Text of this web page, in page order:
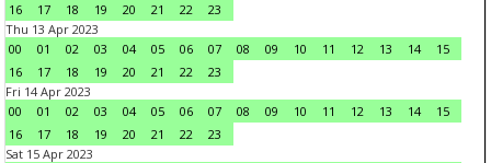
16
17 18 19 20 21 22
23
Thu 13 Apr 2023
00
01 02 03 04 05 06 07 08 09 10 11 12 13 14
15
16
17 18 19 20 21 22
23
Fri 14 Apr 2023
00
01 02 03 04 05 06 07 08 09 10 11 12 13 14
15
16
17 18 19 20 21 22
23
Sat 15 Apr 2023